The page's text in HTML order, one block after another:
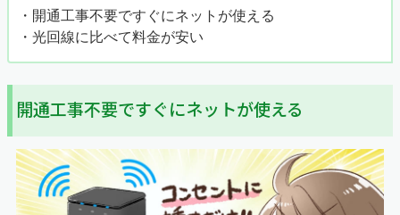
・開通工事不要ですぐにネットが使える
・光回線に比べて料金が安い
開通工事不要ですぐにネットが使える